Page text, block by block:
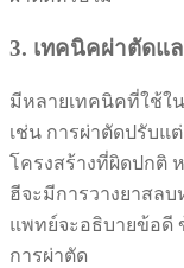
3. เทคนิคผ่าตัดแ
มีหลายเทคนิคที่ใช้ใ
เช่น การผ่าตัดปรับแ
โครงสร้างที่ผิดปกติ
ฮีจะมีการวางยาสล
แพทย์จะอธิบายข้อดี
การผ่าตัด